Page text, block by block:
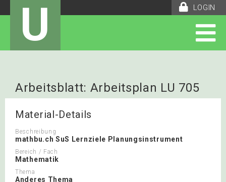
LOGIN
U
Arbeitsblatt: Arbeitsplan LU 705
Material-Details
Beschreibung
mathbu.ch SuS Lernziele Planungsinstrument
Bereich / Fach
Mathematik
Thema
Anderes Thema